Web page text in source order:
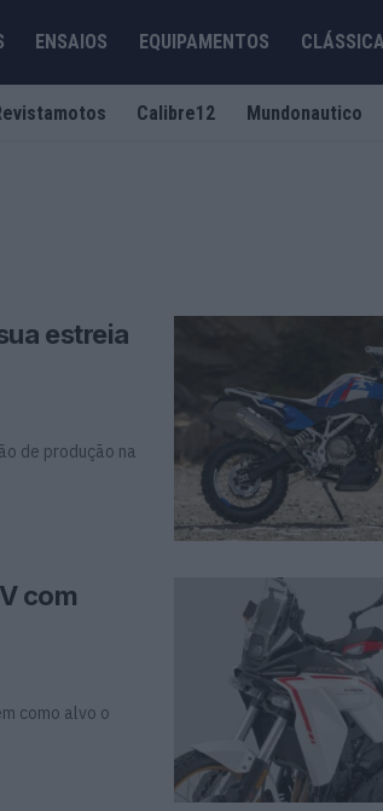
ENSAIOS EQUIPAMENTOS
Calibre12 Mundonautico
estreia
de produção na
com
como alvo o